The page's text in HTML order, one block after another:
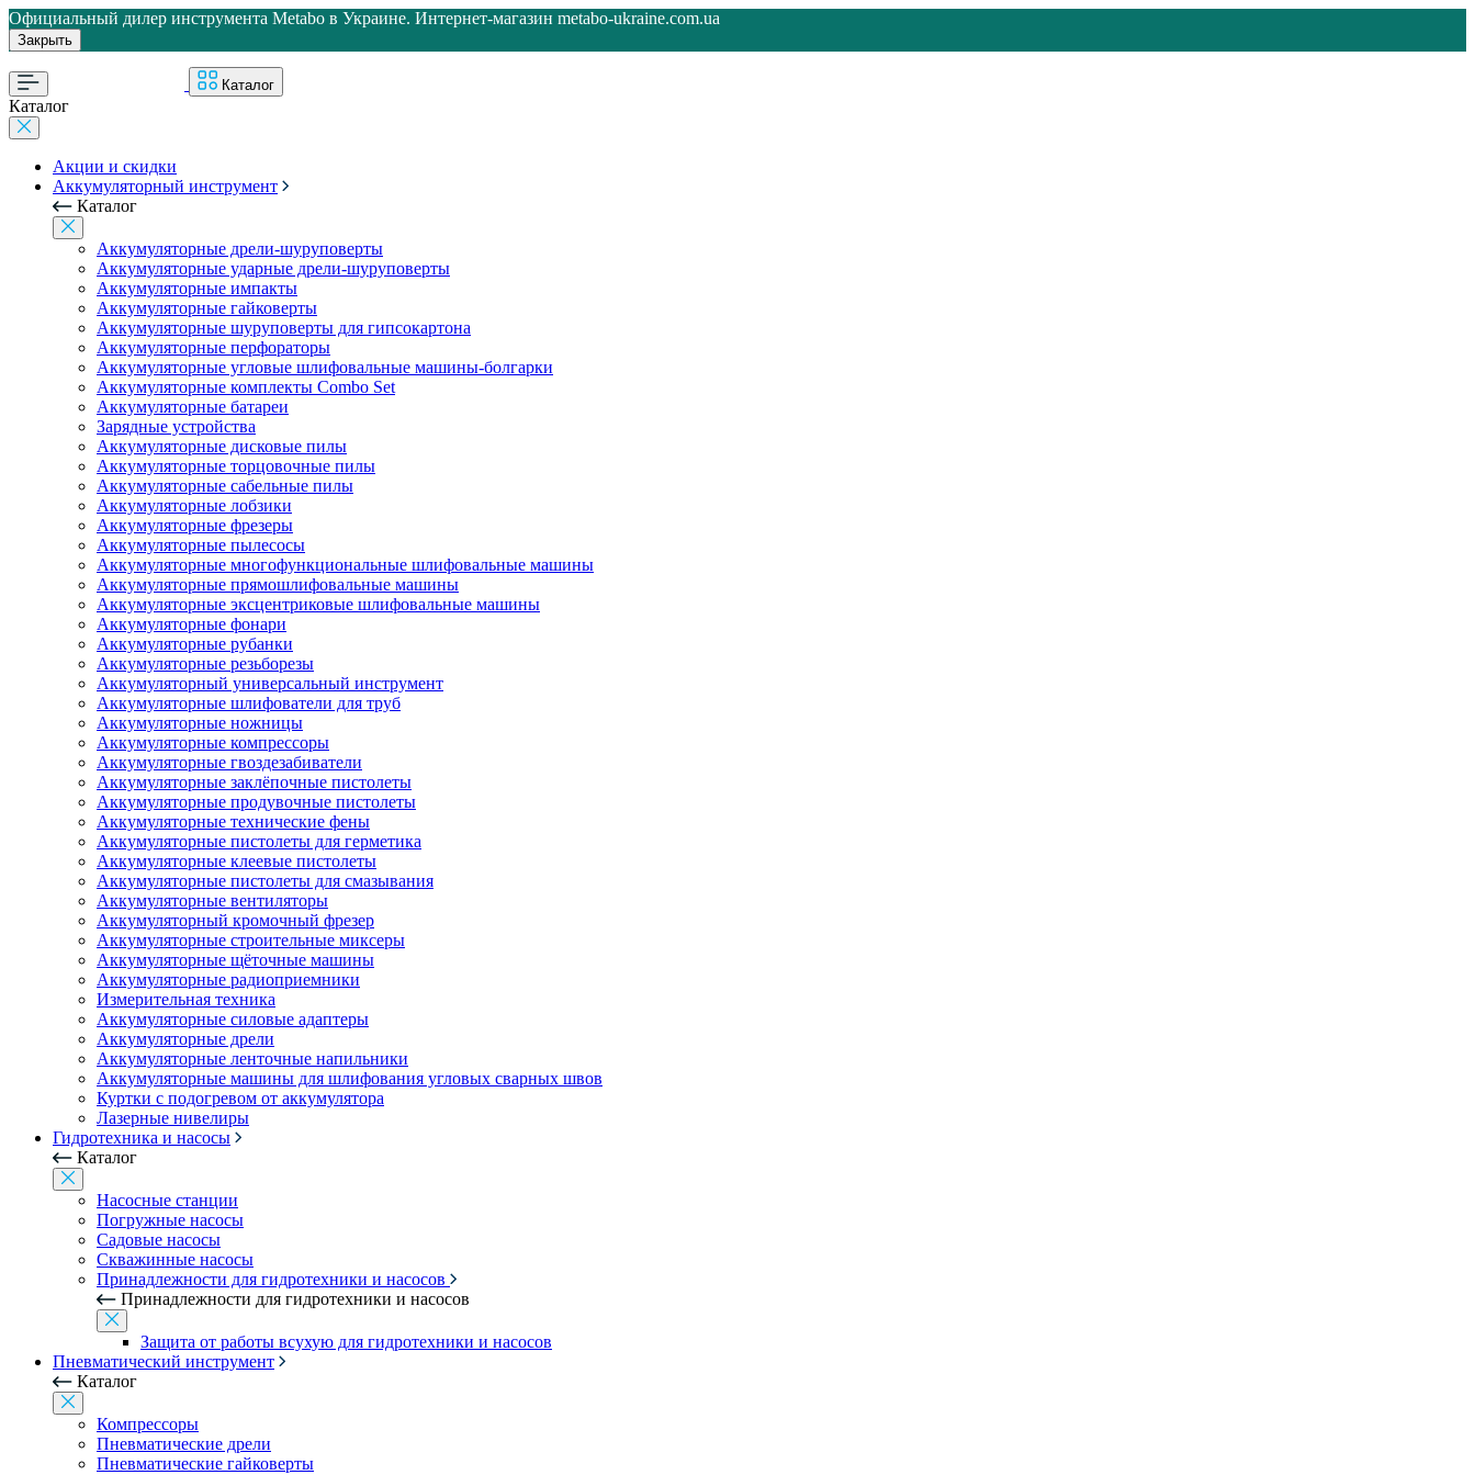
Официальный дилер инструмента Metabo в Украине. Интернет-магазин metabo-ukraine.com.ua
Закрыть
Каталог
Каталог
Акции и скидки
Аккумуляторный инструмент
Каталог
Аккумуляторные дрели-шуруповерты
Аккумуляторные ударные дрели-шуруповерты
Аккумуляторные импакты
Аккумуляторные гайковерты
Аккумуляторные шуруповерты для гипсокартона
Аккумуляторные перфораторы
Аккумуляторные угловые шлифовальные машины-болгарки
Аккумуляторные комплекты Combo Set
Аккумуляторные батареи
Зарядные устройства
Аккумуляторные дисковые пилы
Аккумуляторные торцовочные пилы
Аккумуляторные сабельные пилы
Аккумуляторные лобзики
Аккумуляторные фрезеры
Аккумуляторные пылесосы
Аккумуляторные многофункциональные шлифовальные машины
Аккумуляторные прямошлифовальные машины
Аккумуляторные эксцентриковые шлифовальные машины
Аккумуляторные фонари
Аккумуляторные рубанки
Аккумуляторные резьборезы
Аккумуляторный универсальный инструмент
Аккумуляторные шлифователи для труб
Аккумуляторные ножницы
Аккумуляторные компрессоры
Аккумуляторные гвоздезабиватели
Аккумуляторные заклёпочные пистолеты
Аккумуляторные продувочные пистолеты
Аккумуляторные технические фены
Аккумуляторные пистолеты для герметика
Аккумуляторные клеевые пистолеты
Аккумуляторные пистолеты для смазывания
Аккумуляторные вентиляторы
Аккумуляторный кромочный фрезер
Аккумуляторные строительные миксеры
Аккумуляторные щёточные машины
Аккумуляторные радиоприемники
Измерительная техника
Аккумуляторные силовые адаптеры
Аккумуляторные дрели
Аккумуляторные ленточные напильники
Аккумуляторные машины для шлифования угловых сварных швов
Куртки с подогревом от аккумулятора
Лазерные нивелиры
Гидротехника и насосы
Каталог
Насосные станции
Погружные насосы
Садовые насосы
Скважинные насосы
Принадлежности для гидротехники и насосов
Принадлежности для гидротехники и насосов
Защита от работы всухую для гидротехники и насосов
Пневматический инструмент
Каталог
Компрессоры
Пневматические дрели
Пневматические гайковерты